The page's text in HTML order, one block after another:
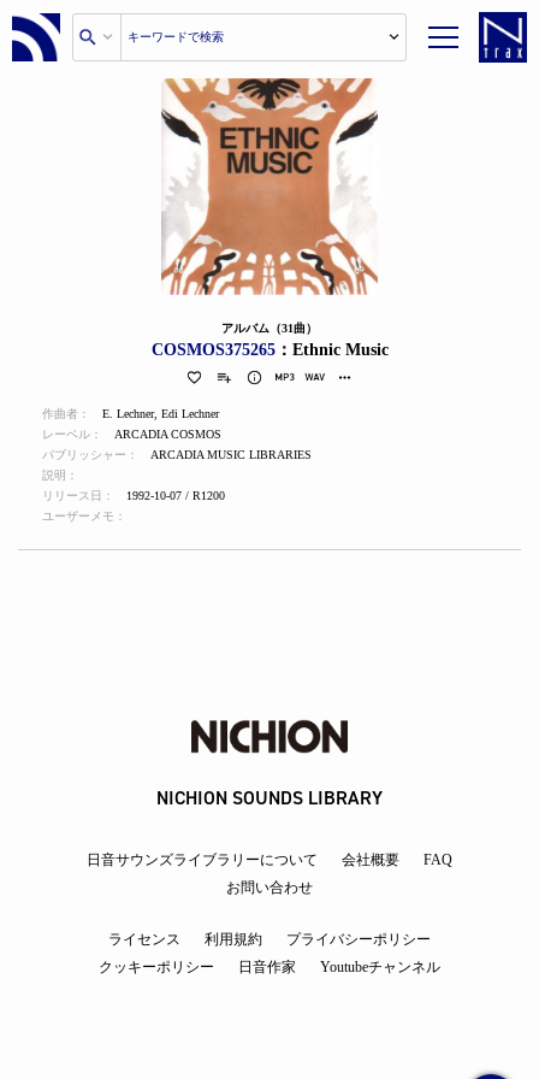
アルバム（31曲）
COSMOS375265：Ethnic Music
作曲者： E. Lechner, Edi Lechner
レーベル：
ARCADIA COSMOS
パブリッシャー：
ARCADIA MUSIC LIBRARIES
説明：
リリース日：
1992-10-07 / R1200
ユーザーメモ：
NICHION SOUNDS LIBRARY
日音サウンズライブラリーについて 会社概要
FAQ
お問い合わせ
ライセンス 利用規約
プライバシーポリシー
クッキーポリシー
日音作家 Youtubeチャンネル